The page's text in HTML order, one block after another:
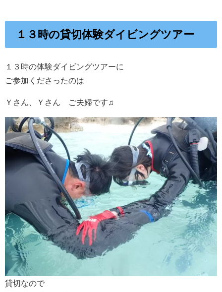
１３時の貸切体験ダイビングツアー
１３時の体験ダイビングツアーに
ご参加くださったのは
Ｙさん、Ｙさん ご夫婦です♫
貸切なので